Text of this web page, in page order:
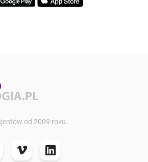
od 2009 roku.